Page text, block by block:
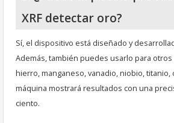
XRF detectar oro?
Sí, el dispositivo está diseñado y
Además, también puedes usarlo para otros
hierro, manganeso, vanadio, niobio, titanio,
máquina mostrará resultados con una
ciento.